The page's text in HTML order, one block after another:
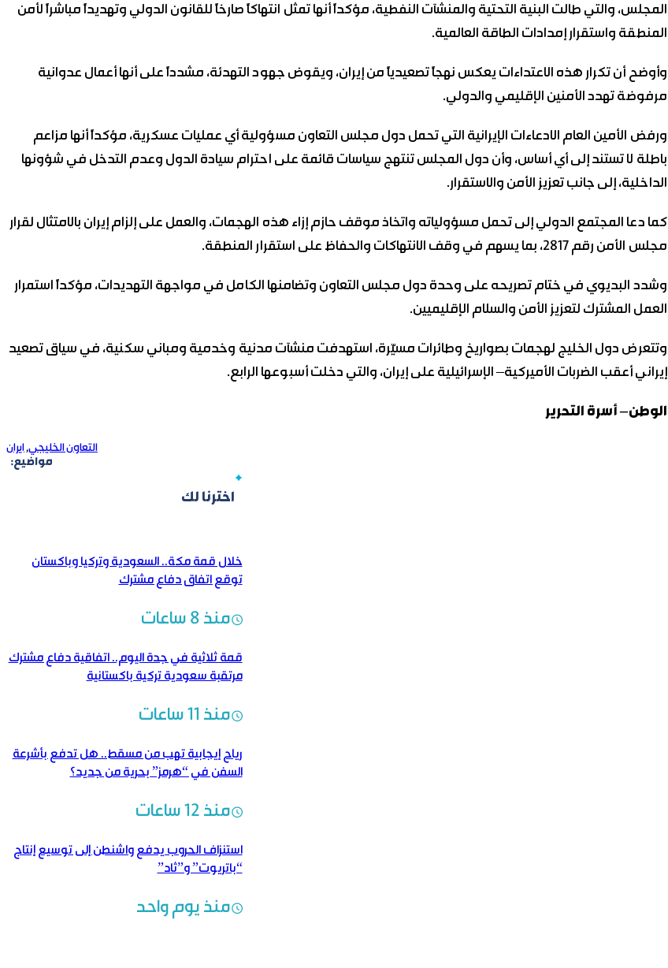
المجلس، والتي طالت البنية التحتية والمنشآت النفطية، مؤكداً أنها تمثل انتهاكاً صارخاً للقانون الدولي وتهديداً مباشراً لأمن
المنطقة واستقرار إمدادات الطاقة العالمية.
وأوضح أن تكرار هذه الاعتداءات يعكس نهجاً تصعيدياً من إيران، ويقوض جهود التهدئة، مشدداً على أنها أعمال عدوانية
مرفوضة تهدد الأمنين الإقليمي والدولي.
ورفض الأمين العام الادعاءات الإيرانية التي تحمل دول مجلس التعاون مسؤولية أي عمليات عسكرية، مؤكداً أنها مزاعم
باطلة لا تستند إلى أي أساس، وأن دول المجلس تنتهج سياسات قائمة على احترام سيادة الدول وعدم التدخل في شؤونها
الداخلية، إلى جانب تعزيز الأمن والاستقرار.
كما دعا المجتمع الدولي إلى تحمل مسؤولياته واتخاذ موقف حازم إزاء هذه الهجمات، والعمل على إلزام إيران بالامتثال لقرار
مجلس الأمن رقم 2817، بما يسهم في وقف الانتهاكات والحفاظ على استقرار المنطقة.
وشدد البديوي في ختام تصريحه على وحدة دول مجلس التعاون وتضامنها الكامل في مواجهة التهديدات، مؤكداً استمرار
العمل المشترك لتعزيز الأمن والسلام الإقليميين.
وتتعرض دول الخليج لهجمات بصواريخ وطائرات مسيّرة، استهدفت منشآت مدنية وخدمية ومباني سكنية، في سياق تصعيد
إيراني أعقب الضربات الأميركية– الإسرائيلية على إيران، والتي دخلت أسبوعها الرابع.
الوطن– أسرة التحرير
التعاون الخليجي,ايران
مواضيع:
اخترنا لك
خلال قمة مكة.. السعودية وتركيا وباكستان
توقع اتفاق دفاع مشترك
منذ 8 ساعات
قمة ثلاثية في جدة اليوم.. اتفاقية دفاع مشترك
مرتقبة سعودية تركية باكستانية
منذ 11 ساعات
رياح إيجابية تهب من مسقط.. هل تدفع بأشرعة
السفن في “هرمز” بحرية من جديد؟
منذ 12 ساعات
استنزاف الحروب يدفع واشنطن إلى توسيع إنتاج
“باتريوت” و”ثاد”
منذ يوم واحد